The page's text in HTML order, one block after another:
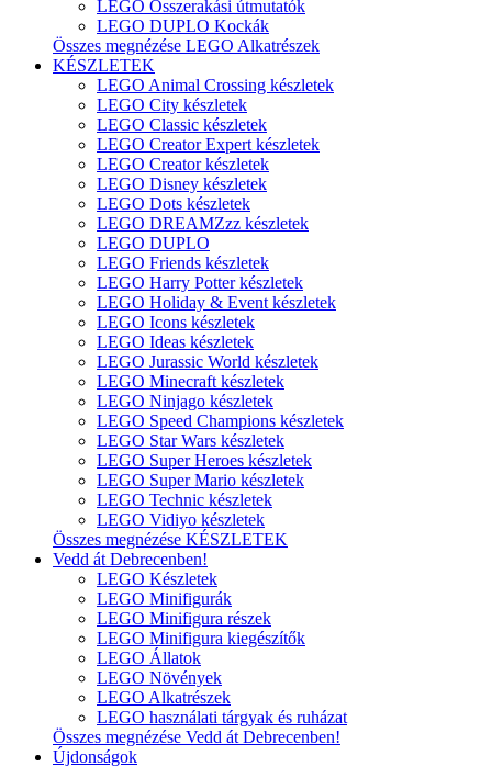
LEGO Összerakási útmutatók
LEGO DUPLO Kockák
Összes megnézése LEGO Alkatrészek
KÉSZLETEK
LEGO Animal Crossing készletek
LEGO City készletek
LEGO Classic készletek
LEGO Creator Expert készletek
LEGO Creator készletek
LEGO Disney készletek
LEGO Dots készletek
LEGO DREAMZzz készletek
LEGO DUPLO
LEGO Friends készletek
LEGO Harry Potter készletek
LEGO Holiday & Event készletek
LEGO Icons készletek
LEGO Ideas készletek
LEGO Jurassic World készletek
LEGO Minecraft készletek
LEGO Ninjago készletek
LEGO Speed Champions készletek
LEGO Star Wars készletek
LEGO Super Heroes készletek
LEGO Super Mario készletek
LEGO Technic készletek
LEGO Vidiyo készletek
Összes megnézése KÉSZLETEK
Vedd át Debrecenben!
LEGO Készletek
LEGO Minifigurák
LEGO Minifigura részek
LEGO Minifigura kiegészítők
LEGO Állatok
LEGO Növények
LEGO Alkatrészek
LEGO használati tárgyak és ruházat
Összes megnézése Vedd át Debrecenben!
Újdonságok